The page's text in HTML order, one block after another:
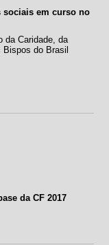
sociais em curso no
da Caridade, da
Bispos do Brasil
da CF 2017